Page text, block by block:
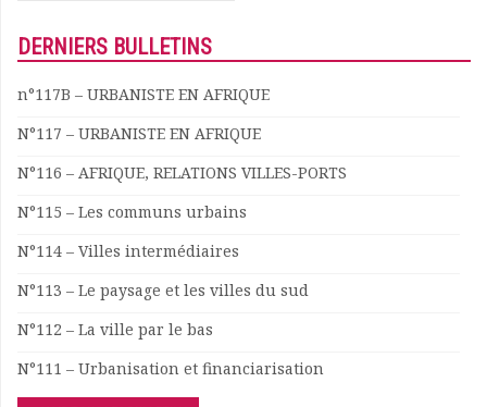
Journées d’études
Matinales
Nos partenaires
Publications et rapports
Documents
Annuaire
Offres d’emploi
Actualités
Nous contacter
DERNIERS BULLETINS
n°117B – URBANISTE EN AFRIQUE
N°117 – URBANISTE EN AFRIQUE
N°116 – AFRIQUE, RELATIONS VILLES-PORTS
N°115 – Les communs urbains
N°114 – Villes intermédiaires
N°113 – Le paysage et les villes du sud
N°112 – La ville par le bas
N°111 – Urbanisation et financiarisation